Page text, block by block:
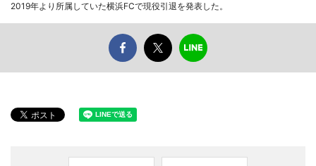
2019年より所属していた横浜FCで現役引退を発表した。